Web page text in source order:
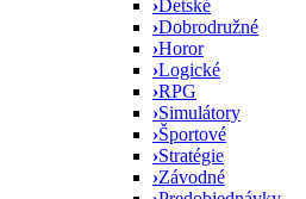
›Detské
›Dobrodružné
›Horor
›Logické
›RPG
›Simulátory
›Športové
›Stratégie
›Závodné